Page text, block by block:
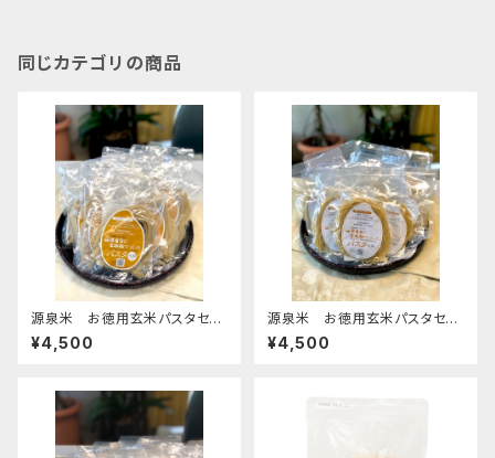
同じカテゴリの商品
源泉米 お徳用玄米パスタセッ
ト【太麺10個】
¥4,500
源泉米 お徳用玄米パスタセッ
ト【細麺10個】
¥4,500